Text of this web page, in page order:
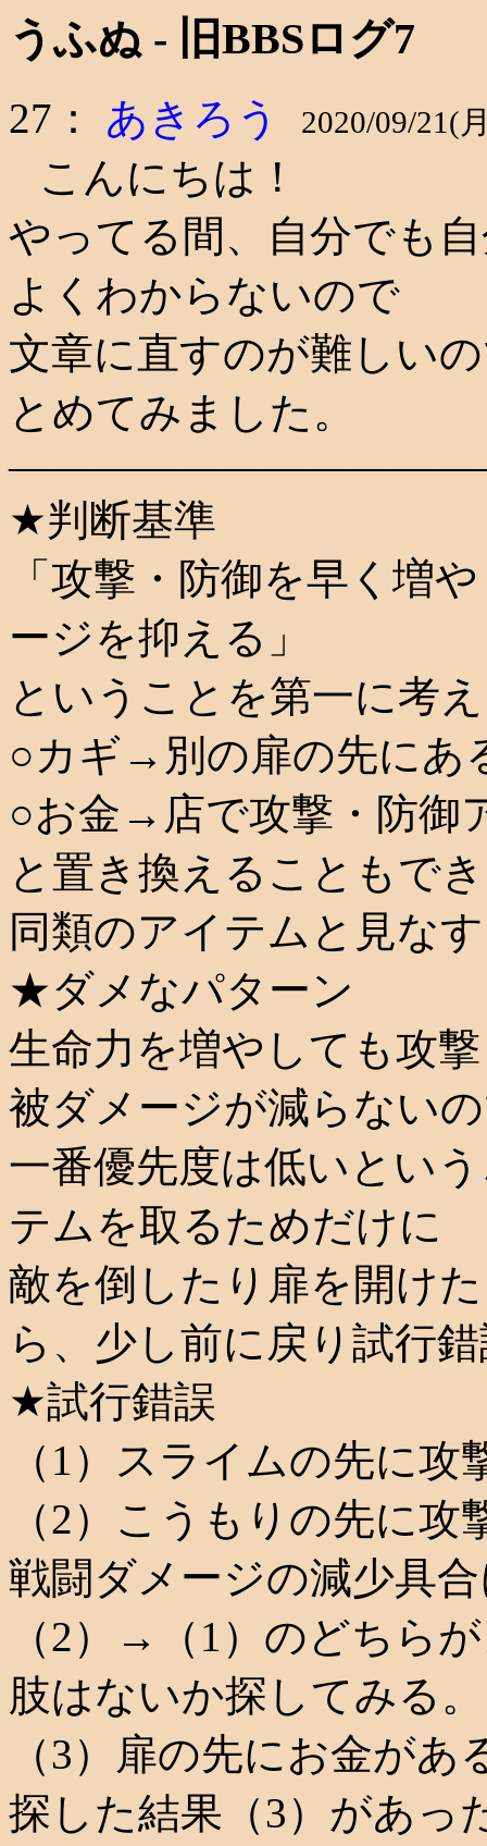
うふぬ - 旧BBSログ7
27： あきろう 2020/09/21(
こんにちは！
やってる間、自分でも
よくわからないので
文章に直すのが難しい
とめてみました。
★判断基準
「攻撃・防御を早く増
ージを抑える」
ということを第一に考
○カギ→別の扉の先にあ
○お金→店で攻撃・防御
と置き換えることもで
同類のアイテムと見な
★ダメなパターン
生命力を増やしても攻
被ダメージが減らない
一番優先度は低いとい
テムを取るためだけに
敵を倒したり扉を開け
ら、少し前に戻り試行
★試行錯誤
（1）スライムの先に
（2）こうもりの先に
戦闘ダメージの減少具
（2）→（1）のどちら
肢はないか探してみる。
（3）扉の先にお金があ
探した結果（3）があっ